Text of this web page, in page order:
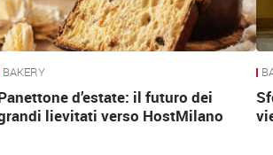
BAKERY
d’estate: il futuro dei
lievitati verso HostMilano